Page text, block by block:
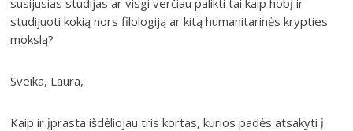
studijuoti kokią nors filologiją ar kitą humanitarinės krypties
mokslą?
Sveika, Laura,
Kaip ir įprasta išdėliojau tris kortas, kurios padės atsakyti į